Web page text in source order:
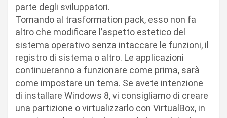
parte degli sviluppatori.
Tornando al trasformation pack, esso non fa
altro che modificare l’aspetto estetico del
sistema operativo senza intaccare le funzioni, il
registro di sistema o altro. Le applicazioni
continueranno a funzionare come prima, sarà
come impostare un tema. Se avete intenzione
di installare Windows 8, vi consigliamo di creare
una partizione o virtualizzarlo con VirtualBox, in